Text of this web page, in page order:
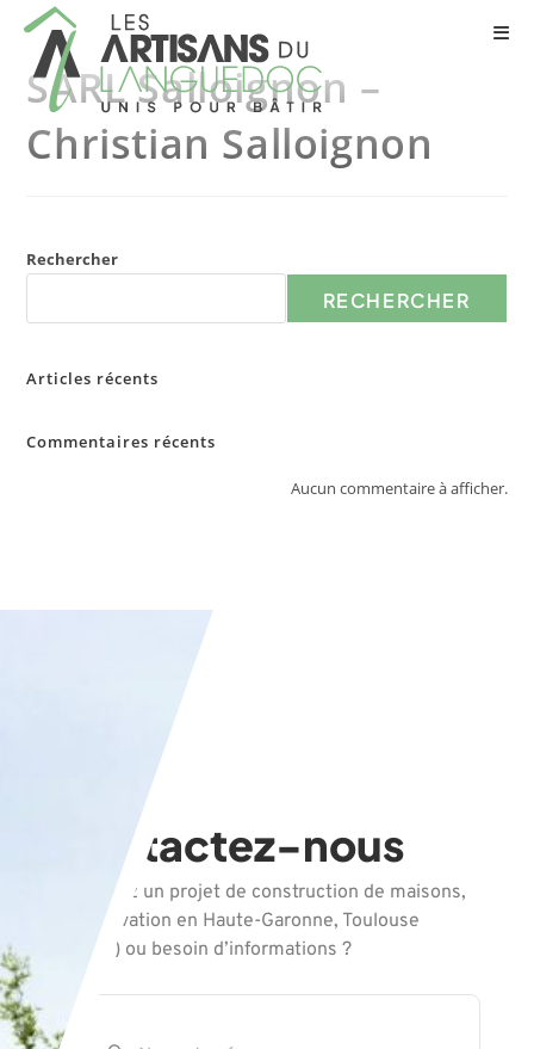
SARL Salloignon –
Christian Salloignon
Rechercher
RECHERCHER
Articles récents
Commentaires récents
Aucun commentaire à afficher.
Contactez-nous
Vous avez un projet de construction de maisons,
de rénovation en Haute-Garonne, Toulouse
(31000) ou besoin d’informations ?